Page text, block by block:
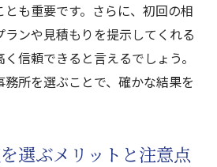
倫調査の裏側と秘訣
型的な調査ケーススタディ
例と失敗例から学ぶ
る現場での課題と解決策
浮気調査依頼前に知っておく
も重要です。さらに、初回の相
ンや見積もりを提示してくれる
信頼できると言えるでしょう。
所を選ぶことで、確かな結果を
選ぶメリットと注意点